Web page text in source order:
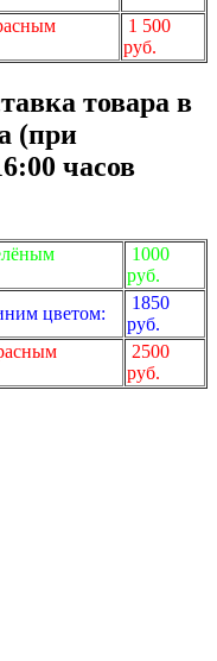
1 500
руб.
товара в
(при
часов
1000
руб.
цветом:
1850
руб.
2500
руб.